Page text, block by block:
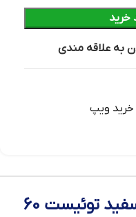
خرید
به علاقه مندی
ویپ
شراب سفید توئیست 60